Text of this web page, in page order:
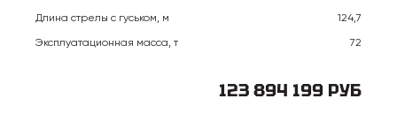
Длина стрелы с гуськом, м
124,7
Эксплуатационная масса, т
72
123 894 199 РУБ